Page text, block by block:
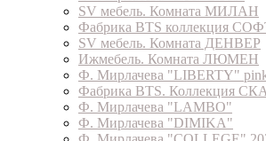
SV мебель. Комната МИЛАН
Фабрика BTS коллекция
SV мебель. Комната ДЕНВЕР
Ижмебель. Комната ЛЮМЕН
Ф. Мирлачева "LIBERTY"
Фабрика BTS. Коллекция
Ф. Мирлачева "LAMBO"
Ф. Мирлачева "DIMIKA"